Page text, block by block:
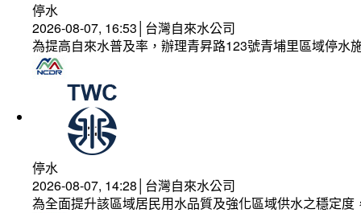
停水
2026-08-07, 16:53│台灣自來水公司
為提高自來水普及率，辦理青昇路123號青埔里區域停水
停水
2026-08-07, 14:28│台灣自來水公司
為全面提升該區域居民用水品質及強化區域供水之穩定